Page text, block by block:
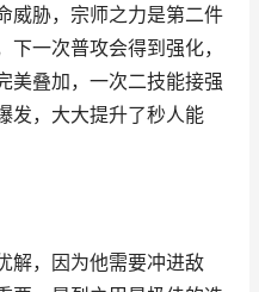
威胁，宗师之力是第二件
一次普攻会得到强化，
美叠加，一次二技能接强
发，大大提升了秒人能
解，因为他需要冲进敌